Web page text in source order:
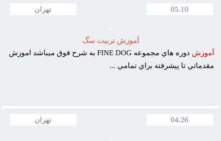
05.10 تهران
آموزش تربيت سگ
آموزش
دوره هاي مجموعه FINE DOG به شرح فوق ميباشد اموزش
مقدماتي تا پيشرفته براي تمامي ...
04.26 تهران